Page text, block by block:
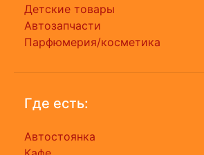
Детские товары
Автозапчасти
Парфюмерия/косметика
Где есть:
Автостоянка